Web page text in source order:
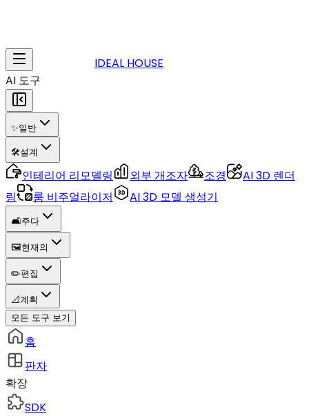
IDEAL HOUSE
AI 도구
✨일반
🛠️설계
인테리어 리모델링 외부 개조자 조경
AI 3D 렌더
링
룸 비주얼라이저 AI 3D 모델 생성기
🛋️주다
🖼️현재의
✏️편집
📐계획
모든 도구 보기
홈
판자
확장
SDK